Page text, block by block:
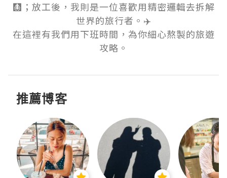
🩻；放工後，我則是一位喜歡用精密邏輯去拆解
世界的旅行者。✈️
在這裡有我們用下班時間，為你細心熬製的旅遊
攻略。
推薦博客